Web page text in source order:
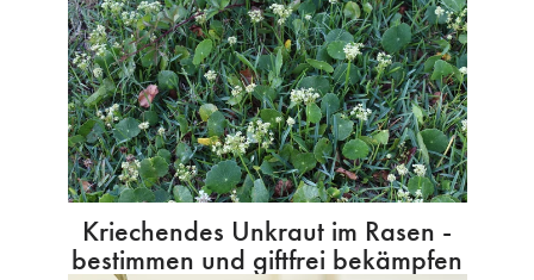
Kriechendes Unkraut im Rasen -
bestimmen und giftfrei bekämpfen